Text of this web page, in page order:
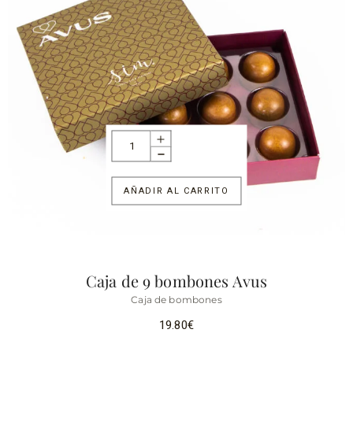
AÑADIR AL CARRITO
Caja de 9 bombones Avus
Caja de bombones
19.80€